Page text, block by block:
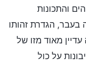
והתכונות
בעבר, הגדרת זהותו
מאוד מזו של
על כול